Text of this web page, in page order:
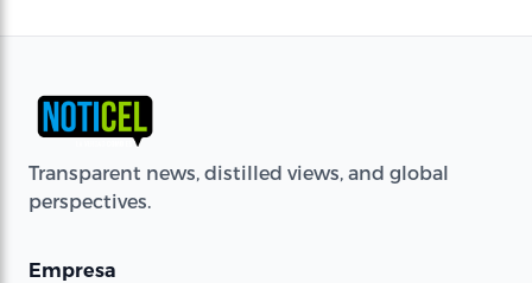
Transparent news, distilled views, and global
perspectives.
Empresa